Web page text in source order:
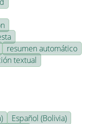
resumen automático
textual
Español (Bolivia)